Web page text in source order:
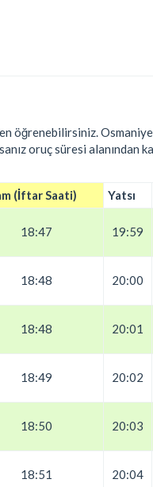
öğrenebilirsiniz.
oruç süresi alanından
(İftar Saati) Yatsı
18:47 19:59
18:48 20:00
18:48 20:01
18:49 20:02
18:50 20:03
18:51 20:04